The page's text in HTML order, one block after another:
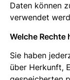
Daten können
verwendet
Welche Rechte
Sie haben
über Herkunft,